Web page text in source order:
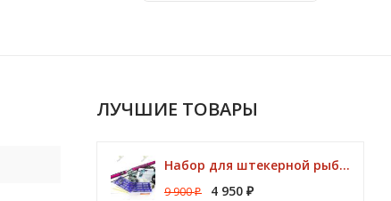
ЛУЧШИЕ ТОВАРЫ
Набор для штекерной рыбалки CLUB KORUM PINK Поплавок (удилище 7м, аксессуары)
9 900₽ 4 950 ₽